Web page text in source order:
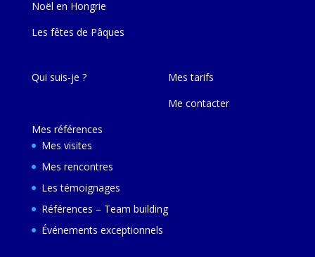
Noël en Hongrie
Les fêtes de Pâques
Qui suis-je ?
Mes références
Mes visites
Mes rencontres
Les témoignages
Références – Team building
Événements exceptionnels
Mes tarifs
Me contacter